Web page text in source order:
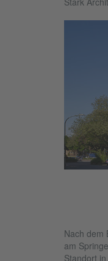
Nach dem
am
Standort